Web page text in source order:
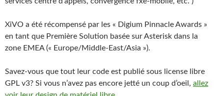
XiVO a été récompensé par les « Digium Pinnacle Awards »
en tant que Première Solution basée sur Asterisk dans la
zone EMEA (« Europe/Middle-East/Asia »).
Savez-vous que tout leur code est publié sous license libre
GPL v3? Si vous n’avez pas encore jetté un coup d’oeil, allez